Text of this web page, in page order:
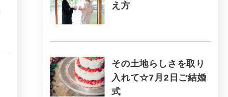
え方
その土地らしさを取り
入れて☆7月2日ご結婚
式